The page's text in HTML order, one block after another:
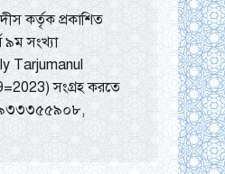
কর্তৃক প্রকাশিত
৯ম সংখ্যা
Tarjumanul
সংগ্রহ করতে